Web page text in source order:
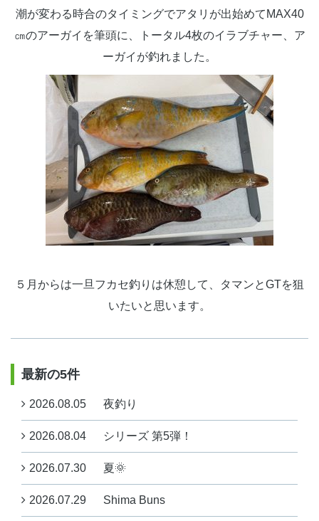
潮が変わる時合のタイミングでアタリが出始めてMAX40
㎝のアーガイを筆頭に、トータル4枚のイラブチャー、ア
ーガイが釣れました。
５月からは一旦フカセ釣りは休憩して、タマンとGTを狙
いたいと思います。
最新の5件
2026.08.05 夜釣り
2026.08.04 シリーズ 第5弾！
2026.07.30 夏🌞
2026.07.29 Shima Buns